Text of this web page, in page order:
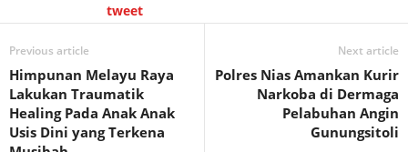
tweet
Previous article
Himpunan Melayu Raya
Lakukan Traumatik
Healing Pada Anak Anak
Usis Dini yang Terkena
Next article
Polres Nias Amankan Kurir
Narkoba di Dermaga
Pelabuhan Angin
Gunungsitoli